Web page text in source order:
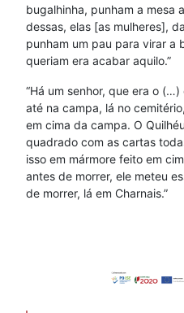
bugalhinha, punham a mesa
dessas, elas [as mulheres],
punham um pau para virar a
queriam era acabar aquilo.”
“Há um senhor, que era o
até na campa, lá no
em cima da campa. O
quadrado com as cartas
isso em mármore feito em
antes de morrer, ele meteu
de morrer, lá em Charnais.”